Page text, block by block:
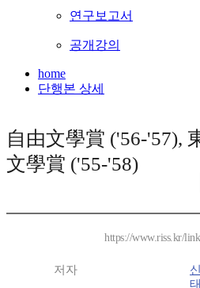
연구보고서
공개강의
home
단행본 상세
自由文學賞 ('56-'57),
文學賞 ('55-'58)
https://www.riss.kr/
저자
신
태